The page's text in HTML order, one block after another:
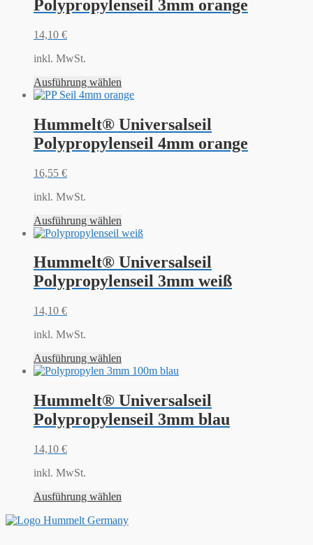
Polypropylenseil 3mm orange
14,10 €
inkl. MwSt.
Ausführung wählen
Hummelt® Universalseil
Polypropylenseil 4mm orange
16,55 €
inkl. MwSt.
Ausführung wählen
Hummelt® Universalseil
Polypropylenseil 3mm weiß
14,10 €
inkl. MwSt.
Ausführung wählen
Hummelt® Universalseil
Polypropylenseil 3mm blau
14,10 €
inkl. MwSt.
Ausführung wählen